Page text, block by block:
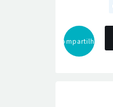
Compartilhar